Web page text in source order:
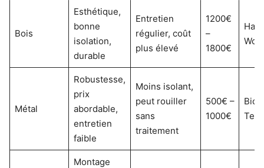
Bois
Esthétique,
bonne
isolation,
durable
Entretien
régulier, coût
plus élevé
1200€
–
1800€
Métal
Robustesse,
prix
abordable,
entretien
faible
Moins isolant,
peut rouiller
sans
traitement
500€ –
1000€
Montage